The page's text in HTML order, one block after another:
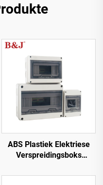
ABS Plastiek Elektriese
Verspreidingsboks